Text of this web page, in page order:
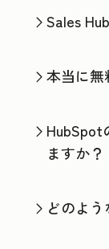
Sales
本当に無
HubSpot
ますか？
どのよ